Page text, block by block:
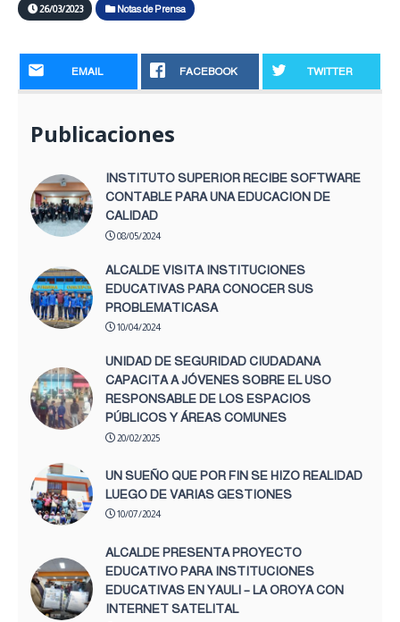
26/03/2023 Notas de Prensa
EMAIL FACEBOOK TWITTER
Publicaciones
INSTITUTO SUPERIOR RECIBE SOFTWARE
CONTABLE PARA UNA EDUCACION DE
CALIDAD
08/05/2024
ALCALDE VISITA INSTITUCIONES
EDUCATIVAS PARA CONOCER SUS
PROBLEMATICASA
10/04/2024
UNIDAD DE SEGURIDAD CIUDADANA
CAPACITA A JÓVENES SOBRE EL USO
RESPONSABLE DE LOS ESPACIOS
PÚBLICOS Y ÁREAS COMUNES
20/02/2025
UN SUEÑO QUE POR FIN SE HIZO REALIDAD
LUEGO DE VARIAS GESTIONES
10/07/2024
ALCALDE PRESENTA PROYECTO
EDUCATIVO PARA INSTITUCIONES
EDUCATIVAS EN YAULI – LA OROYA CON
INTERNET SATELITAL